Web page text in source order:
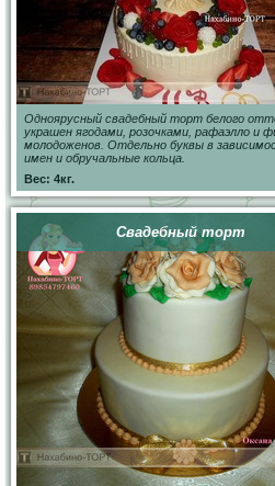
Одноярусный свадебный торт белого
украшен ягодами, розочками, рафаэлло и
молодоженов. Отдельно буквы в
имен и обручальные кольца.
Вес: 4кг.
Свадебный торт